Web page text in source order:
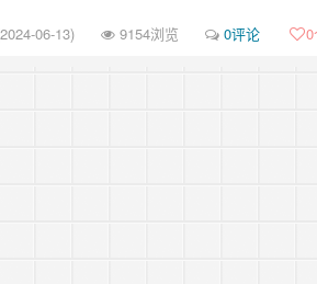
06-13) 9154浏览 0评论 0